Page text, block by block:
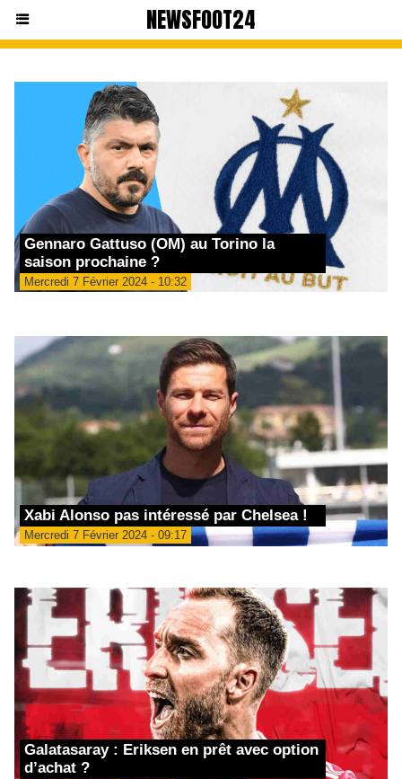
NEWSFOOT24
Gennaro Gattuso (OM) au Torino la
saison prochaine ?
Mercredi 7 Février 2024 - 10:32
Xabi Alonso pas intéressé par Chelsea !
Mercredi 7 Février 2024 - 09:17
Galatasaray : Eriksen en prêt avec option
d’achat ?